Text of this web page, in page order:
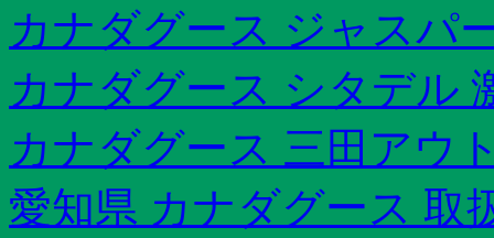
カナダグース ジャスパ
カナダグース シタデル
カナダグース 三田アウ
愛知県 カナダグース 取